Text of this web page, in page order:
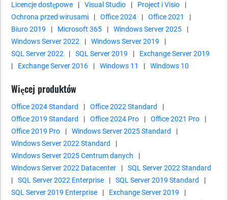
Licencje dostępowe
| Visual Studio | Project i Visio
|
Ochrona przed wirusami
| Office 2024 | Office 2021
|
Biuro 2019
| Microsoft 365 | Windows Server 2025
|
Windows Server 2022
| Windows Server 2019
|
SQL Server 2022
| SQL Server 2019 |
Exchange Server 2019
|
Exchange Server 2016 | Windows 11 | Windows 10
Więcej produktów
Office 2024 Standard | Office 2022 Standard
|
Office 2019 Standard
| Office 2024 Pro | Office 2021 Pro
|
Office 2019 Pro
| Windows Server 2025 Standard
|
Windows Server 2022 Standard
|
Windows Server 2025 Centrum danych
|
Windows Server 2022 Datacenter
|
SQL Server 2022 Standard
|
SQL Server 2022 Enterprise | SQL Server 2019 Standard
|
SQL Server 2019 Enterprise
| Exchange Server 2019
|